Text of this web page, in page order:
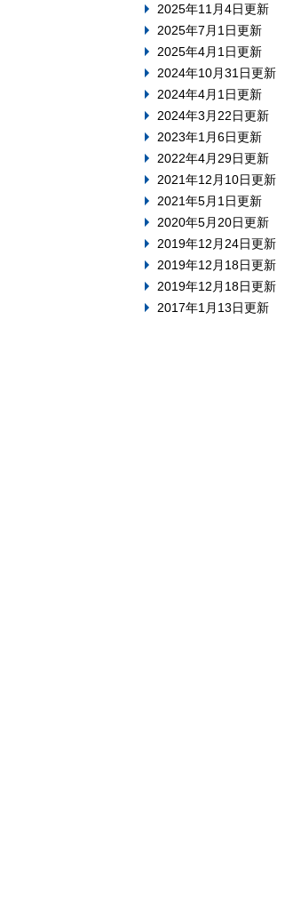
2025年11月4日更新
2025年7月1日更新
2025年4月1日更新
2024年10月31日更新
2024年4月1日更新
2024年3月22日更新
2023年1月6日更新
2022年4月29日更新
2021年12月10日更新
2021年5月1日更新
2020年5月20日更新
2019年12月24日更新
2019年12月18日更新
2019年12月18日更新
2017年1月13日更新